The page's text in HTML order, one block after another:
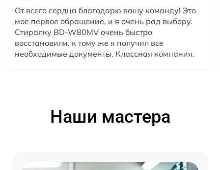
От всего сердца благодарю вашу команду! Это
мое первое обращение, и я очень рад выбору.
Стиралку BD-W80MV очень быстро
восстановили, к тому же я получил все
необходимые документы. Классная компания.
Наши мастера